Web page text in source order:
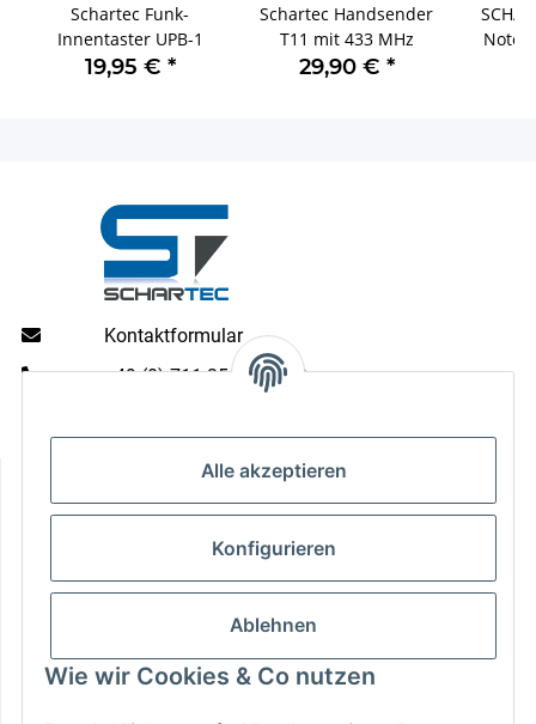
Alle akzeptieren
Konfigurieren
Ablehnen
Wie wir Cookies & Co nutzen
Schartec Funk-
Innentaster UPB-1
19,95 € *
Schartec Handsender
T11 mit 433 MHz
29,90 € *
Kontaktformular
+49 (0) 711 35 13 16 00
Fr: 9 - 13 & 14 - 15.00 Uhr
Gesetzliche Informationen